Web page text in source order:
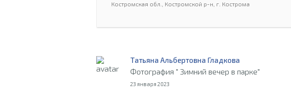
Костромская обл., Костромской р-н, г. Кострома
Татьяна Альбертовна Гладкова
Фотография " Зимний вечер в парке"
23 января 2023